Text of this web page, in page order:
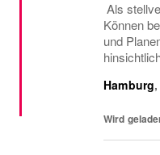
Als
Können
und
Hamburg,
Wird